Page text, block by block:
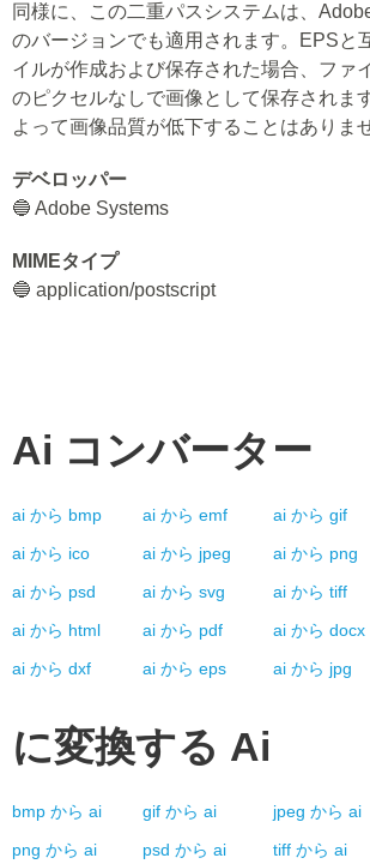
同様に、この二重パスシステムは、
のバージョンでも適用されます。EPSと
イルが作成および保存された場合、ファ
のピクセルなしで画像として保存されま
よって画像品質が低下することはありま
デベロッパー
🔵 Adobe Systems
MIMEタイプ
🔵 application/postscript
Ai コンバーター
ai から bmp ai から emf ai から gif
ai から ico ai から jpeg ai から png
ai から psd ai から svg ai から tiff
ai から html ai から pdf ai から docx
ai から dxf ai から eps ai から jpg
に変換する Ai
bmp から ai gif から ai jpeg から ai
png から ai psd から ai tiff から ai